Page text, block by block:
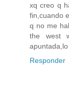
xq creo q
fin,cuando
q no me
the west
Responder